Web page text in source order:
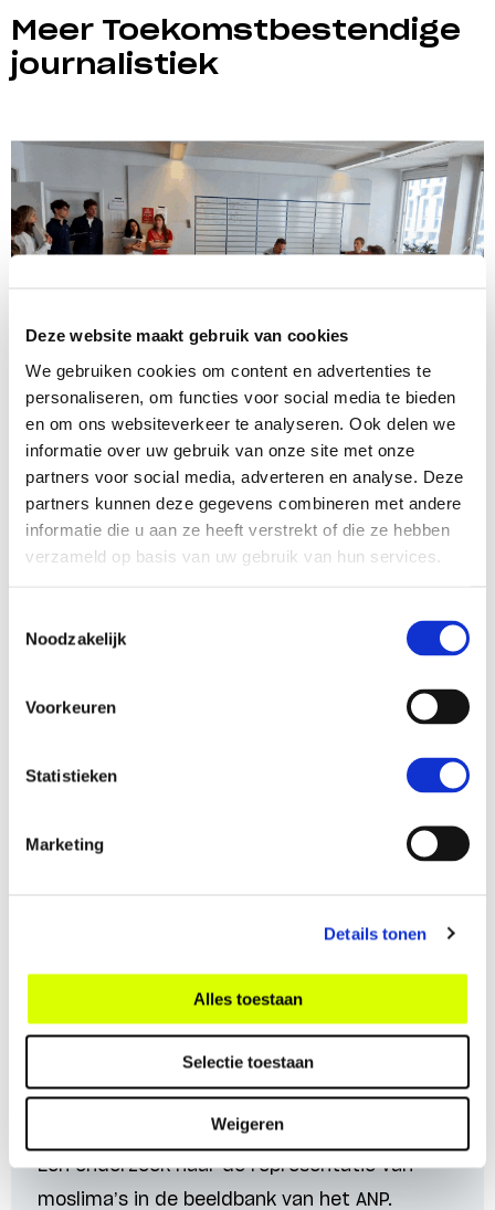
Deze website maakt gebruik van cookies
We gebruiken cookies om content en advertenties te
personaliseren, om functies voor social media te bieden
en om ons websiteverkeer te analyseren. Ook delen we
informatie over uw gebruik van onze site met onze
partners voor social media, adverteren en analyse. Deze
partners kunnen deze gegevens combineren met andere
informatie die u aan ze heeft verstrekt of die ze hebben
verzameld op basis van uw gebruik van hun services.
Noodzakelijk
Voorkeuren
Statistieken
Marketing
Details tonen
Alles toestaan
Selectie toestaan
Weigeren
Meer Toekomstbestendige
journalistiek
DeCheckers
Factcheckers met een journalistiek netwerk
Toekomstbestendige journalistiek
Beeldvorming van moslima’s in
Nederlandse media
Een onderzoek naar de representatie van
moslima’s in de beeldbank van het ANP.